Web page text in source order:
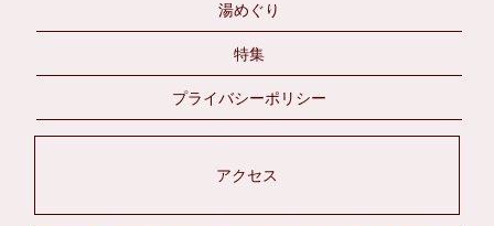
湯めぐり
特集
プライバシーポリシー
アクセス